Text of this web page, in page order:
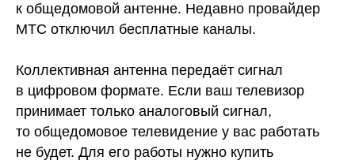
к общедомовой антенне. Недавно провайдер
МТС отключил бесплатные каналы.
Коллективная антенна передаёт сигнал
в цифровом формате. Если ваш телевизор
принимает только аналоговый сигнал,
то общедомовое телевидение у вас работать
не будет. Для его работы нужно купить